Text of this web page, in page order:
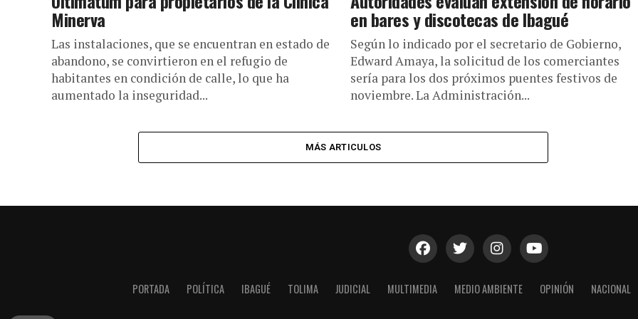
Minerva
Las instalaciones, que se encuentran en estado de
abandono, se convirtieron en el refugio de
habitantes en condición de calle, lo que ha
aumentado la inseguridad...
en bares y discotecas de Ibagué
Según lo indicado por el secretario de Gobierno,
Edward Amaya, la solicitud de los comerciantes
sería para los dos próximos puentes festivos de
noviembre. La Administración...
MÁS ARTICULOS
PORTADA POLÍTICA IBAGUÉ TOLIMA JUDICIAL MULTIMEDIA MEDIO AMBIENTE OPINIÓN NACIONAL